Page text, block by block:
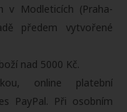
v Modleticích (Praha-
předem vytvořené
nad 5000 Kč.
online platební
PayPal. Při osobním